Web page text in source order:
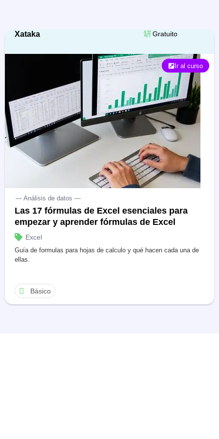
Xataka Gratuito
Ir al curso
— Análisis de datos —
Las 17 fórmulas de Excel esenciales para
empezar y aprender fórmulas de Excel
Excel
Guía de formulas para hojas de calculo y qué hacen cada una de
ellas.
Básico